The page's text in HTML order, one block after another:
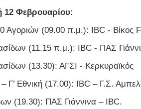
12 Φεβρουαρίου:
Αγοριών (09.00 π.μ.): IBC - Βίκος
(11.15 π.μ.): IBC - ΠΑΣ
(13.30): ΑΓΣΙ - Κερκυραϊκός
Γ’ Εθνική (17.00): IBC – Γ.Σ.
(19.30): ΠΑΣ Γιάννινα – IBC.